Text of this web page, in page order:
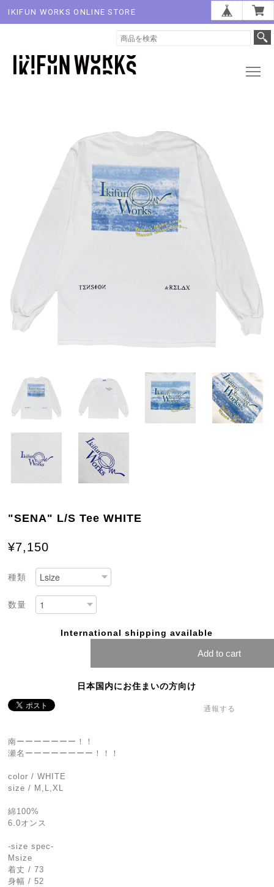
IKIFUN WORKS ONLINE STORE
"SENA" L/S Tee WHITE
¥7,150
種類
数量
International shipping available
Add to cart
日本国内にお住まいの方向け
通報する
南ーーーーーーー！！
瀬名ーーーーーーーー！！！
color / WHITE
size / M,L,XL
綿100%
6.0オンス
-size spec-
Msize
着丈 / 73
身幅 / 52